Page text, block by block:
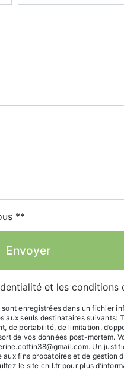
**
Envoyer
et les conditions
enregistrées dans un fichier
seuls destinataires
de portabilité, de limitation,
de vos données post-
Un
fins probatoires et de gestion
le site cnil.fr pour plus